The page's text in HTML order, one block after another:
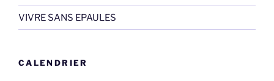
VIVRE SANS EPAULES
CALENDRIER